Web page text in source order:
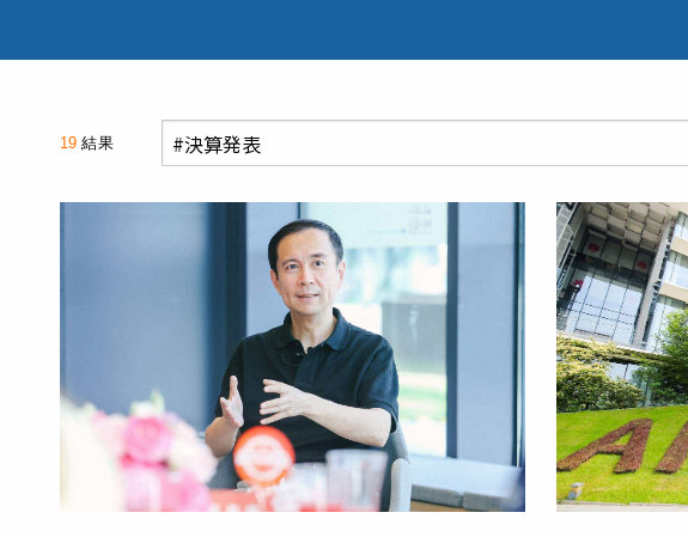
19結果